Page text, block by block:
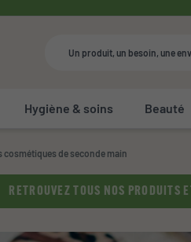
Hygiène & soins Beauté
cosmétiques de seconde main
RETROUVEZ TOUS NOS PRODUITS